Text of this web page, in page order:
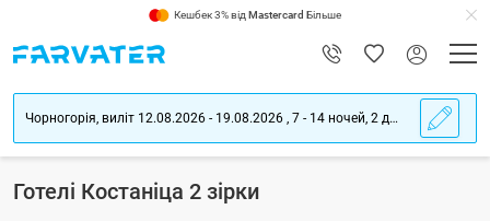
Кешбек 3% від Mastercard Більше
Чорногорія, виліт 12.08.2026 - 19.08.2026 , 7 - 14 ночей, 2 дорослих
Готелі Костаніца 2 зірки